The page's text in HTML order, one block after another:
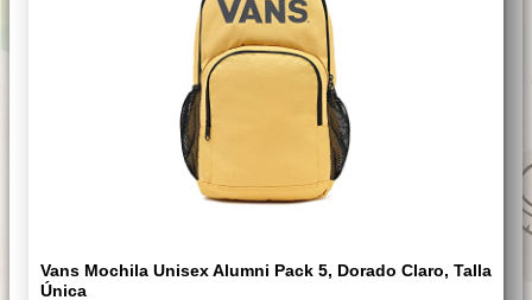
Vans Mochila Unisex Alumni Pack 5, Dorado Claro, Talla
Única